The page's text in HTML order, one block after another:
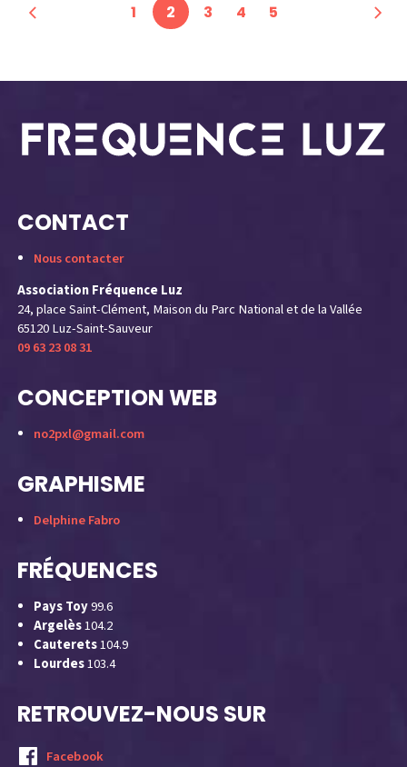
1 2 3 4 5
CONTACT
Nous contacter
Association Fréquence Luz
24, place Saint-Clément, Maison du Parc National et de la Vallée
65120 Luz-Saint-Sauveur
09 63 23 08 31
CONCEPTION WEB
no2pxl@gmail.com
GRAPHISME
Delphine Fabro
FRÉQUENCES
Pays Toy99.6
Argelès104.2
Cauterets104.9
Lourdes103.4
RETROUVEZ-NOUS SUR
Facebook